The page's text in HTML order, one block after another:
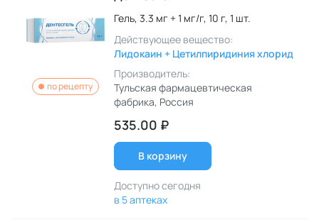
по рецепту
Гель, 3.3 мг + 1 мг/г, 10 г, 1 шт.
Действующее вещество:
Лидокаин + Цетилпиридиния хлорид
Производитель:
Тульская фармацевтическая
фабрика, Россия
535.00 ₽
В корзину
Доступно сегодня
в 5 аптеках